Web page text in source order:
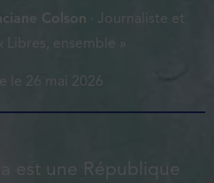
Colson · Journaliste et
Libres, ensemble »
le 26 mai 2026
est une République